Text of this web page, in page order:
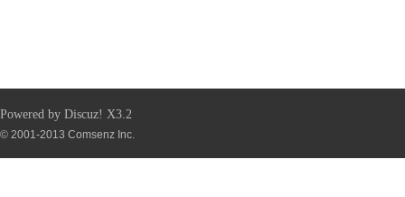
Powered by Discuz! X3.2
© 2001-2013 Comsenz Inc.